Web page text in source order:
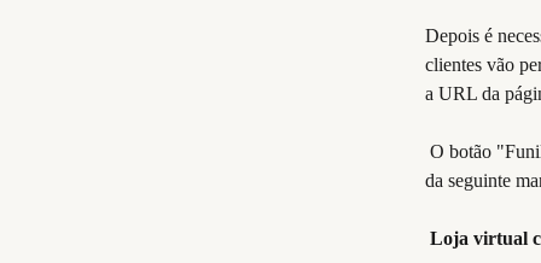
Depois é
clientes vão
a URL da
da seguinte
Loja virtual